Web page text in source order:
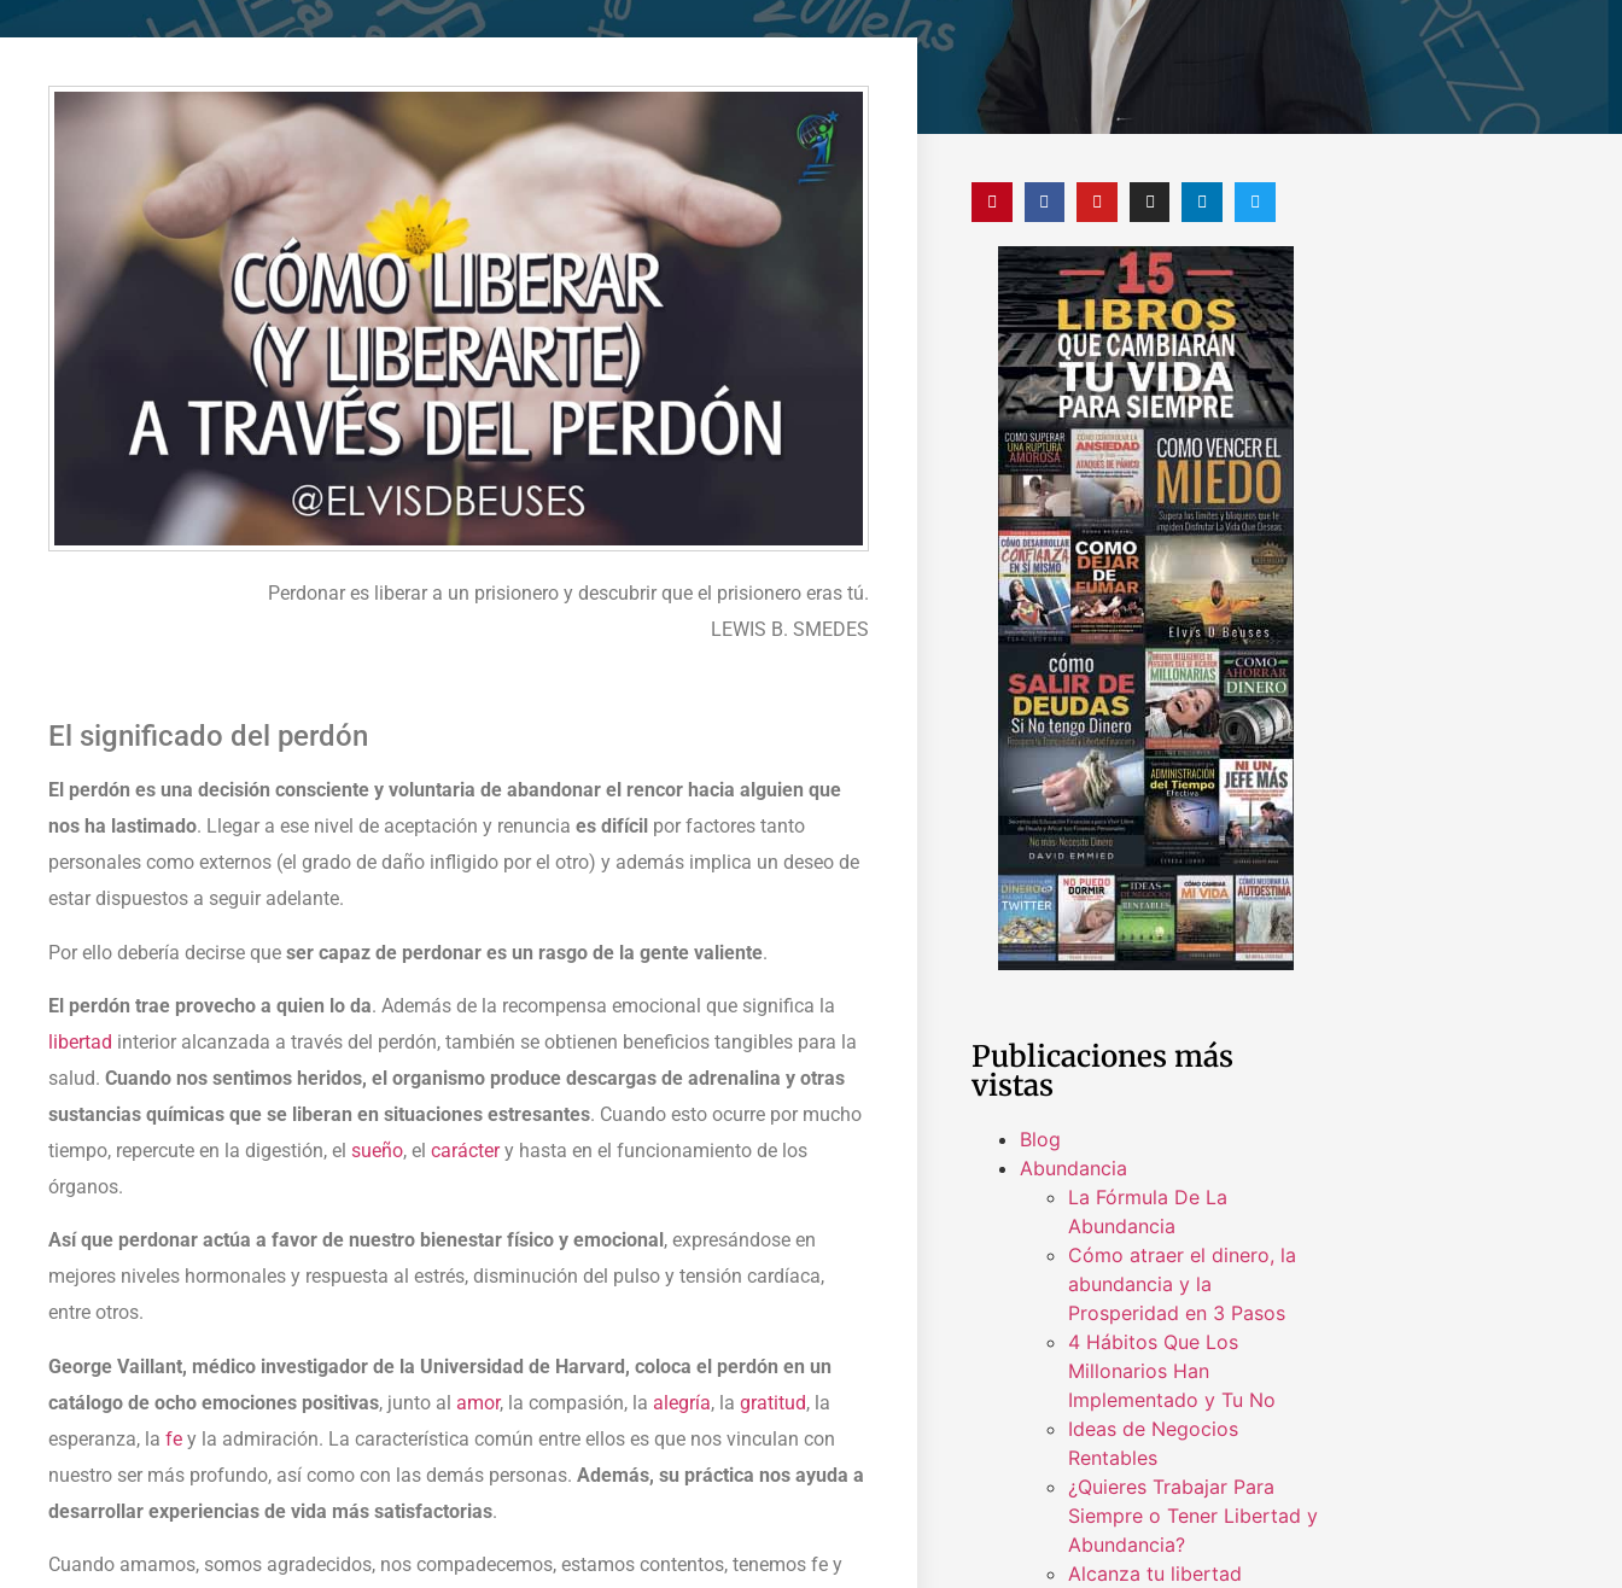
Perdonar es liberar a un prisionero y descubrir que el prisionero eras tú.
LEWIS B. SMEDES
El significado del perdón
El perdón es una decisión consciente y voluntaria de abandonar el rencor hacia alguien que
nos ha lastimado. Llegar a ese nivel de aceptación y renuncia es difícil por factores tanto
personales como externos (el grado de daño infligido por el otro) y además implica un deseo de
estar dispuestos a seguir adelante.
Por ello debería decirse que ser capaz de perdonar es un rasgo de la gente valiente.
El perdón trae provecho a quien lo da. Además de la recompensa emocional que significa la
libertad interior alcanzada a través del perdón, también se obtienen beneficios tangibles para la
salud. Cuando nos sentimos heridos, el organismo produce descargas de adrenalina y otras
sustancias químicas que se liberan en situaciones estresantes. Cuando esto ocurre por mucho
tiempo, repercute en la digestión, el sueño, el caráctery hasta en el funcionamiento de los
órganos.
Así que perdonar actúa a favor de nuestro bienestar físico y emocional , expresándose en
mejores niveles hormonales y respuesta al estrés, disminución del pulso y tensión cardíaca,
entre otros.
George Vaillant, médico investigador de la Universidad de Harvard, coloca el perdón en un
catálogo de ocho emociones positivas, junto al amor, la compasión, la alegría, la gratitud, la
esperanza, la fe y la admiración. La característica común entre ellos es que nos vinculan con
nuestro ser más profundo, así como con las demás personas. Además, su práctica nos ayuda a
desarrollar experiencias de vida más satisfactorias.
Cuando amamos, somos agradecidos, nos compadecemos, estamos contentos, tenemos fe y
Publicaciones más
vistas
Blog
Abundancia
La Fórmula De La
Abundancia
Cómo atraer el dinero, la
abundancia y la
Prosperidad en 3 Pasos
4 Hábitos Que Los
Millonarios Han
Implementado y Tu No
Ideas de Negocios
Rentables
¿Quieres Trabajar Para
Siempre o Tener Libertad y
Abundancia?
Alcanza tu libertad